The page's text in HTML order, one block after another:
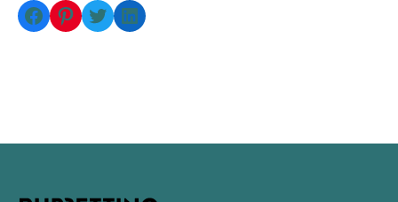
Facebook
Pinterest
TwitterLinkedIn